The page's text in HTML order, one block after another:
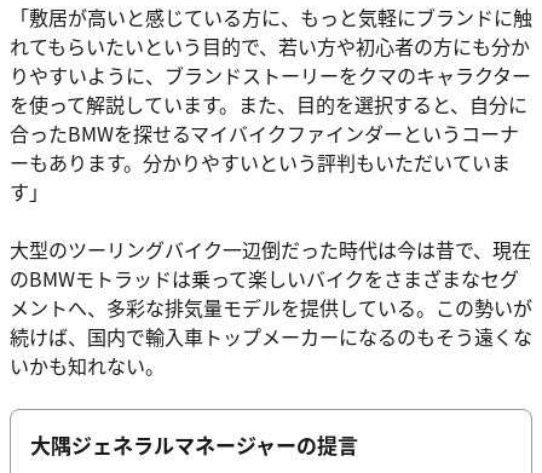
「敷居が高いと感じている方に、もっと気軽にブランドに触
れてもらいたいという目的で、若い方や初心者の方にも分か
りやすいように、ブランドストーリーをクマのキャラクター
を使って解説しています。また、目的を選択すると、自分に
合ったBMWを探せるマイバイクファインダーというコーナ
ーもあります。分かりやすいという評判もいただいていま
す」
大型のツーリングバイク一辺倒だった時代は今は昔で、現在
のBMWモトラッドは乗って楽しいバイクをさまざまなセグ
メントへ、多彩な排気量モデルを提供している。この勢いが
続けば、国内で輸入車トップメーカーになるのもそう遠くな
いかも知れない。
大隅ジェネラルマネージャーの提言